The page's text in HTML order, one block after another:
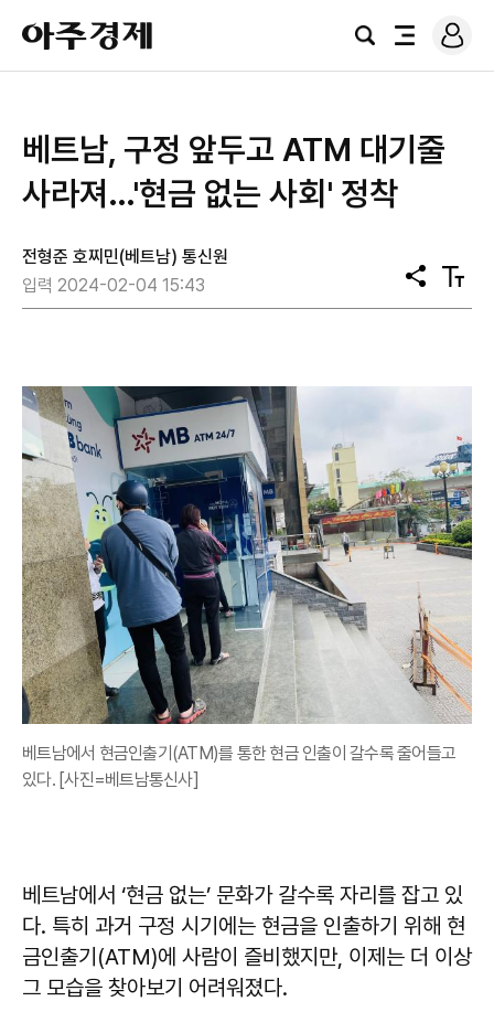
아
주
경
검
전
로
그
베트남, 구정 앞두고 ATM 대기줄
사라져…'현금 없는 사회' 정착
전형준 호찌민(베트남) 통신원
입력 2024-02-04 15:43
공
유
텍
스
베트남에서 현금인출기(ATM)를 통한 현금 인출이 갈수록 줄어들고
있다. [사진=베트남통신사]
베트남에서 ‘현금 없는’ 문화가 갈수록 자리를 잡고 있
다. 특히 과거 구정 시기에는 현금을 인출하기 위해 현
금인출기(ATM)에 사람이 즐비했지만, 이제는 더 이상
그 모습을 찾아보기 어려워졌다.